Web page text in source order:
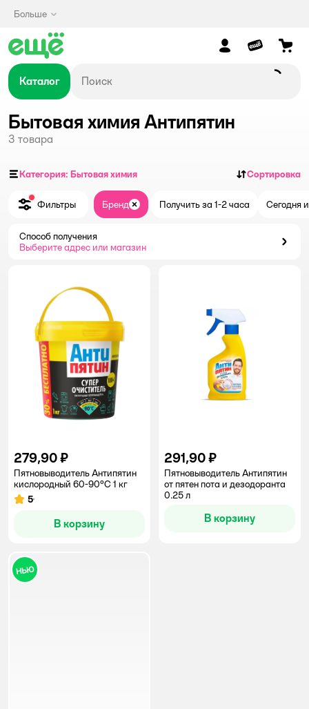
Больше
Каталог
Бытовая химия Антипятин
3 товара
Категория: Бытовая химия Сортировка
Фильтры Бренд ЗакрытьПолучить за 1-2 часа Сегодня
Способ получения
Выберите адрес или магазин
279,90 ₽
Пятновыводитель Антипятин
кислородный 60-90°С 1 кг
Рейтинг:
5
В корзину
291,90 ₽
Пятновыводитель Антипятин
от пятен пота и дезодоранта
0.25 л
В корзину